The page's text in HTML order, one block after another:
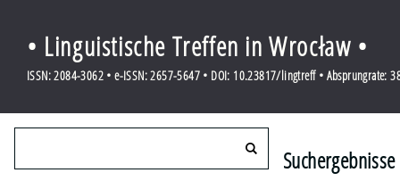
• Linguistische Treffen in Wrocław •
ISSN: 2084-3062 • e-ISSN: 2657-5647 • DOI: 10.23817/lingtreff • Absprungrate: